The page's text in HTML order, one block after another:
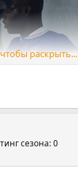
раскрыть...
сезона: 0